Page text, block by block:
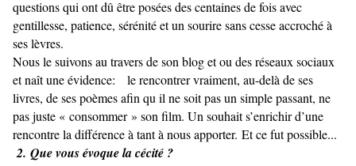
questions qui ont dû être posées des centaines de fois avec
gentillesse, patience, sérénité et un sourire sans cesse accroché à
ses lèvres.
Nous le suivons au travers de son blog et ou des réseaux sociaux
et naît une évidence: le rencontrer vraiment, au-delà de ses
livres, de ses poèmes afin qu il ne soit pas un simple passant, ne
pas juste « consommer » son film. Un souhait s’enrichir d’une
rencontre la différence à tant à nous apporter. Et ce fut possible...
2. Que vous évoque la cécité ?